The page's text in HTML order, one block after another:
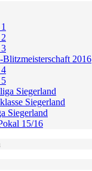
Blitzmeisterschaft 2016
Siegerland
Siegerland
Siegerland
15/16